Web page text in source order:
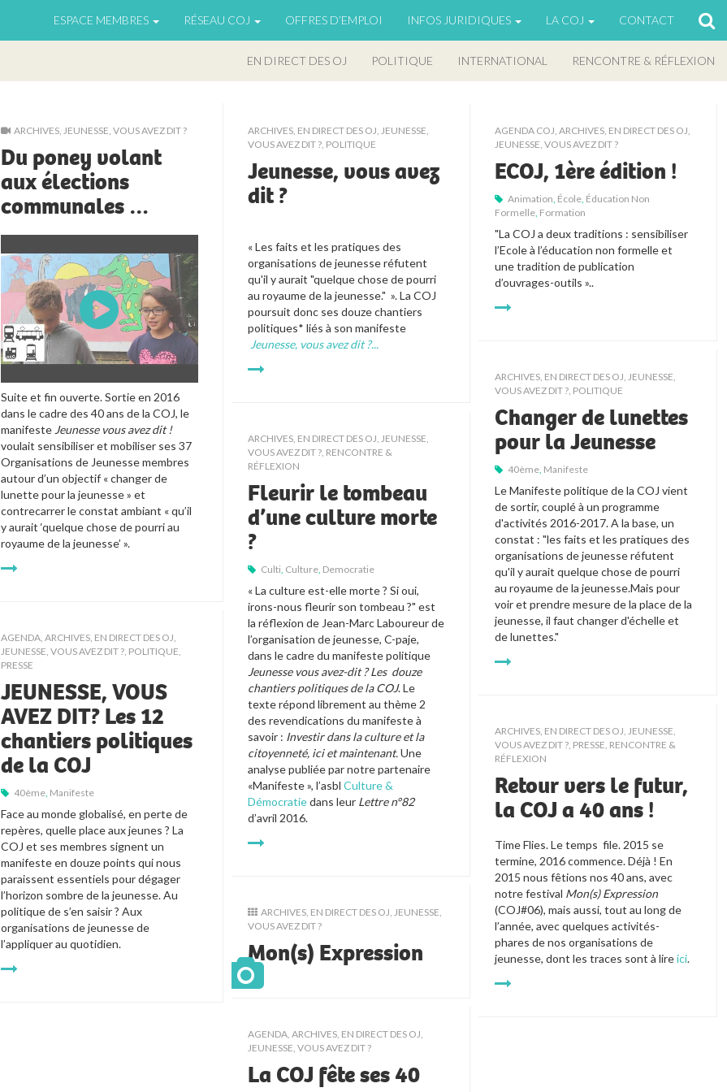
ESPACE MEMBRES RÉSEAU COJ OFFRES D’EMPLOI INFOS JURIDIQUES LA COJ CONTACT
EN DIRECT DES OJ POLITIQUE INTERNATIONAL RENCONTRE & RÉFLEXION
ARCHIVES JEUNESSE, VOUS AVEZ DIT ?
Du poney volant
aux élections
communales …
Suite et fin ouverte. Sortie en 2016
dans le cadre des 40 ans de la COJ, le
manifeste Jeunesse vous avez dit !
voulait sensibiliser et mobiliser ses 37
Organisations de Jeunesse membres
autour d’un objectif « changer de
lunette pour la jeunesse » et
contrecarrer le constat ambiant « qu’il
y aurait ‘quelque chose de pourri au
royaume de la jeunesse’ ».
ARCHIVES EN DIRECT DES OJ JEUNESSE,
VOUS AVEZ DIT ? POLITIQUE
Jeunesse, vous avez
dit ?
« Les faits et les pratiques des
organisations de jeunesse réfutent
qu'il y aurait "quelque chose de pourri
au royaume de la jeunesse."  ». La COJ
poursuit donc ses douze chantiers
politiques* liés à son manifeste
Jeunesse, vous avez dit ?...
AGENDA COJ ,ARCHIVES EN DIRECT DES OJ
JEUNESSE, VOUS AVEZ DIT ?
ECOJ, 1ère édition !
Animation École Éducation Non
Formelle Formation
"La COJ a deux traditions : sensibiliser
l’Ecole à l’éducation non formelle et
une tradition de publication
d’ouvrages-outils »..
ARCHIVES EN DIRECT DES OJ JEUNESSE,
VOUS AVEZ DIT ? POLITIQUE
Changer de lunettes
pour la Jeunesse
40ème Manifeste
Le Manifeste politique de la COJ vient
de sortir, couplé à un programme
d'activités 2016-2017. A la base, un
constat : "les faits et les pratiques des
organisations de jeunesse réfutent
qu'il y aurait quelque chose de pourri
au royaume de la jeunesse.Mais pour
voir et prendre mesure de la place de la
jeunesse, il faut changer d'échelle et
de lunettes."
ARCHIVES EN DIRECT DES OJ JEUNESSE,
VOUS AVEZ DIT ? RENCONTRE &
RÉFLEXION
Fleurir le tombeau
d’une culture morte
?
Culti Culture Democratie
« La culture est-elle morte ? Si oui,
irons-nous fleurir son tombeau ?" est
la réflexion de Jean-Marc Laboureur de
l’organisation de jeunesse, C-paje,
Jeunesse vous avez-dit ? Les  douze
chantiers politiques de la COJ. Le
texte répond librement au thème 2
des revendications du manifeste à
savoir : Investir dans la culture et la
citoyenneté, ici et maintenant. Une
analyse publiée par notre partenaire
«Manifeste », l’asbl Culture &
Démocratie dans leur
Lettre n°82
d’avril 2016.
AGENDA ,ARCHIVES EN DIRECT DES OJ
JEUNESSE, VOUS AVEZ DIT ? POLITIQUE
PRESSE
JEUNESSE, VOUS
AVEZ DIT? Les 12
chantiers politiques
de la COJ
40ème Manifeste
Face au monde globalisé, en perte de
repères, quelle place aux jeunes ? La
COJ et ses membres signent un
manifeste en douze points qui nous
paraissent essentiels pour dégager
l’horizon sombre de la jeunesse. Au
politique de s’en saisir ? Aux
organisations de jeunesse de
l’appliquer au quotidien.
ARCHIVES EN DIRECT DES OJ JEUNESSE,
VOUS AVEZ DIT ? PRESSE RENCONTRE &
RÉFLEXION
Retour vers le futur,
la COJ a 40 ans !
Time Flies. Le temps file. 2015 se
termine, 2016 commence. Déjà ! En
2015 nous fêtions nos 40 ans, avec
notre festival Mon(s) Expression
(COJ#06), mais aussi, tout au long de
l’année, avec quelques activités-
phares de nos organisations de
jeunesse, dont les traces sont à lire ici.
ARCHIVES EN DIRECT DES OJ JEUNESSE,
VOUS AVEZ DIT ?
Mon(s) Expression
AGENDA ,ARCHIVES EN DIRECT DES OJ
JEUNESSE, VOUS AVEZ DIT ?
La COJ fête ses 40